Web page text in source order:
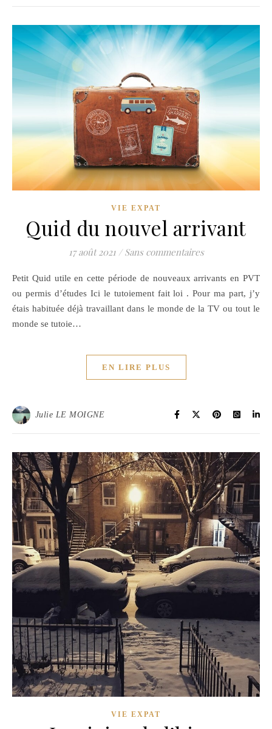
VIE EXPAT
Quid du nouvel arrivant
17 août 2021 / Sans commentaires
Petit Quid utile en cette période de nouveaux arrivants en PVT
ou permis d’études Ici le tutoiement fait loi . Pour ma part, j’y
étais habituée déjà travaillant dans le monde de la TV ou tout le
monde se tutoie…
EN LIRE PLUS
Julie LE MOIGNE
VIE EXPAT